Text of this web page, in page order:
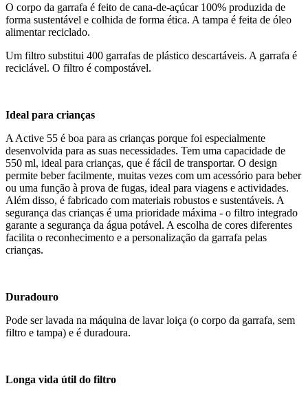
O corpo da garrafa é feito de cana-de-açúcar 100% produzida de
forma sustentável e colhida de forma ética. A tampa é feita de óleo
alimentar reciclado.
Um filtro substitui 400 garrafas de plástico descartáveis. A garrafa é
reciclável. O filtro é compostável.
Ideal para crianças
A Active 55 é boa para as crianças porque foi especialmente
desenvolvida para as suas necessidades. Tem uma capacidade de
550 ml, ideal para crianças, que é fácil de transportar. O design
permite beber facilmente, muitas vezes com um acessório para beber
ou uma função à prova de fugas, ideal para viagens e actividades.
Além disso, é fabricado com materiais robustos e sustentáveis. A
segurança das crianças é uma prioridade máxima - o filtro integrado
garante a segurança da água potável. A escolha de cores diferentes
facilita o reconhecimento e a personalização da garrafa pelas
crianças.
Duradouro
Pode ser lavada na máquina de lavar loiça (o corpo da garrafa, sem
filtro e tampa) e é duradoura.
Longa vida útil do filtro